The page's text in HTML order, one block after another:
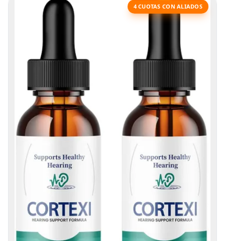
4 CUOTAS CON ALIADOS